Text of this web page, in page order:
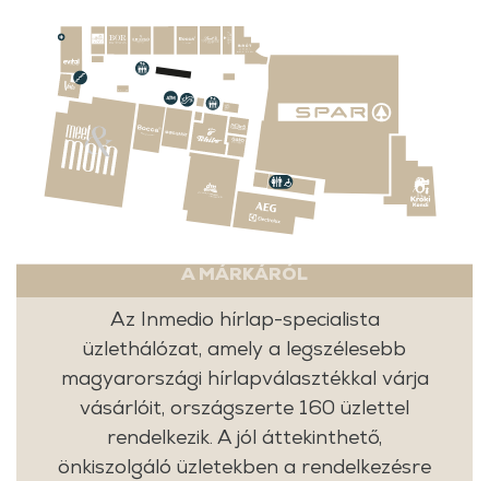
A MÁRKÁRÓL
Az Inmedio hírlap-specialista
üzlethálózat, amely a legszélesebb
magyarországi hírlapválasztékkal várja
vásárlóit, országszerte 160 üzlettel
rendelkezik. A jól áttekinthető,
önkiszolgáló üzletekben a rendelkezésre